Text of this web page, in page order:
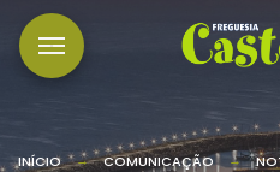
INÍCIO COMUNICAÇÃO